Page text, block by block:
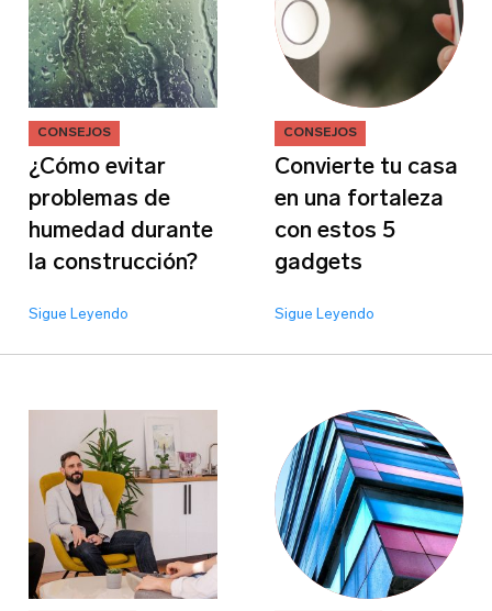
CONSEJOS
¿Cómo evitar
problemas de
humedad durante
la construcción?
Sigue Leyendo
CONSEJOS
Convierte tu casa
en una fortaleza
con estos 5
gadgets
Sigue Leyendo
¡Suscríbete!
Correo Electrónico*
Nombre*
Apellido
Tipo de Proyecto
Iniciar sesión
Correo Electrónico
Contraseña
Recuerdame
¿Olvidaste tu contraseña?
Registrarse